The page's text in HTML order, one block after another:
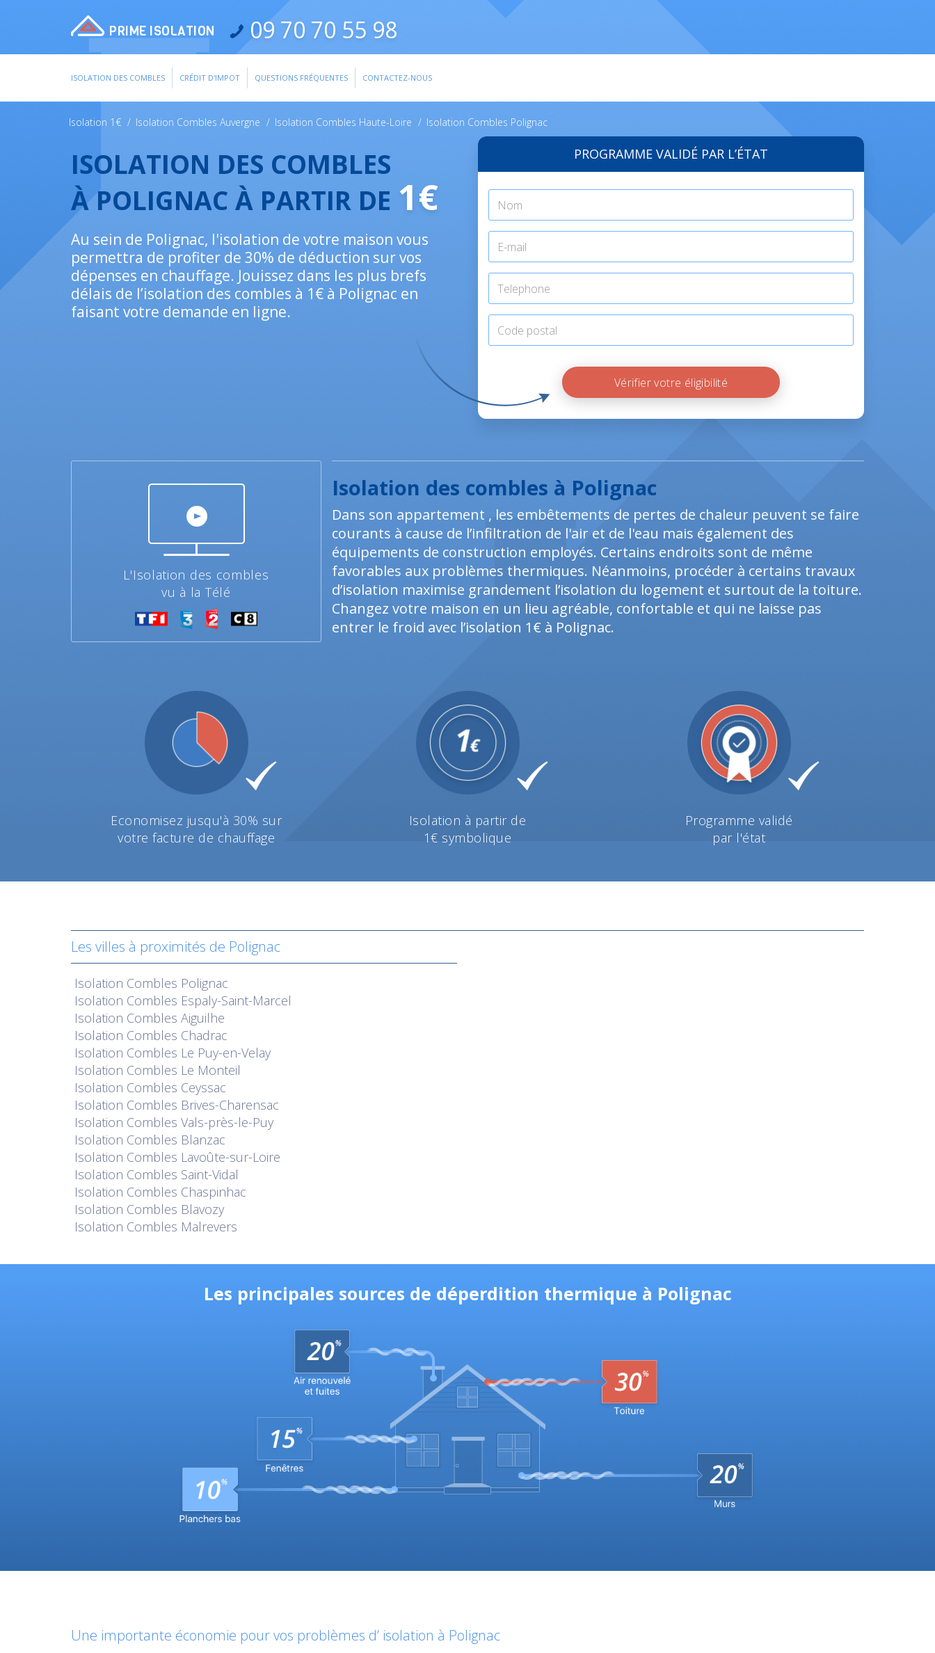
PRIME ISOLATION 09 70 70 55 98
ISOLATION DES COMBLES CRÉDIT D'IMPOT QUESTIONS FRÉQUENTES CONTACTEZ-NOUS
Isolation 1€ / Isolation Combles Auvergne / Isolation Combles Haute-Loire / Isolation Combles Polignac
ISOLATION DES COMBLES
À POLIGNAC À PARTIR DE 1€
Au sein de Polignac, l'isolation de votre maison vous
permettra de profiter de 30% de déduction sur vos
dépenses en chauffage. Jouissez dans les plus brefs
délais de l’isolation des combles à 1€ à Polignac en
faisant votre demande en ligne.
PROGRAMME VALIDÉ PAR L’ÉTAT
Vérifier votre éligibilité
L'Isolation des combles
vu à la Télé
Isolation des combles à Polignac
Dans son appartement , les embêtements de pertes de chaleur peuvent se faire
courants à cause de l’infiltration de l'air et de l'eau mais également des
équipements de construction employés. Certains endroits sont de même
favorables aux problèmes thermiques. Néanmoins, procéder à certains travaux
d’isolation maximise grandement l’isolation du logement et surtout de la toiture.
Changez votre maison en un lieu agréable, confortable et qui ne laisse pas
entrer le froid avec l’isolation 1€ à Polignac.
Economisez jusqu'à 30% sur
votre facture de chauffage
Isolation à partir de
1€ symbolique
Programme validé
par l'état
Les villes à proximités de Polignac
Isolation Combles Polignac
Isolation Combles Espaly-Saint-Marcel
Isolation Combles Aiguilhe
Isolation Combles Chadrac
Isolation Combles Le Puy-en-Velay
Isolation Combles Le Monteil
Isolation Combles Ceyssac
Isolation Combles Brives-Charensac
Isolation Combles Vals-près-le-Puy
Isolation Combles Blanzac
Isolation Combles Lavoûte-sur-Loire
Isolation Combles Saint-Vidal
Isolation Combles Chaspinhac
Isolation Combles Blavozy
Isolation Combles Malrevers
Les principales sources de déperdition thermique à Polignac
Une importante économie pour vos problèmes d’ isolation à Polignac